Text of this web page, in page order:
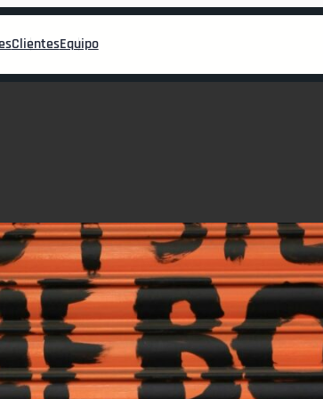
ClientesEquipo